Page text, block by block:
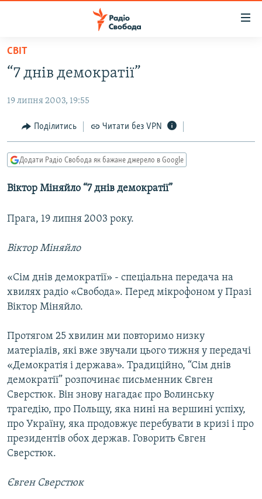
Перейти
основного
Перейти
Перейти
пошуку
РАДІО СВОБОДА – 70 РОКІВ
ВСЕ ЗА ДОБУ
СТАТТІ
ПОЛІТИКА
СУСПІЛЬСТВО
КУЛЬТУРА
СВІТ
ВІЙНА
ДОНБАС.РЕАЛІЇ
КРИМ.РЕАЛІЇ
КИТАЙ.ВИКЛИКИ
МУЛЬТИМЕДІА
ФОТО
СПЕЦПРОЄКТИ
ПОДКАСТИ
КРИМ РЕАЛІЇ
РУС
УКР
КТАТ
ДОЛУЧАЙСЯ!
СВІТ
“7 днів демократії”
19 липня 2003, 19:55
Поділитись Читати без VPN
Додати Радіо Свобода як бажане джерело в Google
Віктор Міняйло “7 днів демократії”
Прага, 19 липня 2003 року.
Віктор Міняйло
«Сім днів демократії» - спеціальна передача на
хвилях радіо «Свобода». Перед мікрофоном у Празі
Віктор Міняйло.
Протягом 25 хвилин ми повторимо низку
матеріалів, які вже звучали цього тижня у передачі
«Демократія і держава». Традиційно, “Сім днів
демократії” розпочинає письменник Євген
Сверстюк. Він знову нагадає про Волинську
трагедію, про Польщу, яка нині на вершині успіху,
про Україну, яка продовжує перебувати в кризі і про
президентів обох держав. Говорить Євген
Сверстюк.
Євген Сверстюк